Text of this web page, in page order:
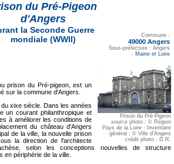
du Pré-Pigeon
d'Angers
la Seconde Guerre
mondiale (WWII)
Commune :
49000 Angers
Sous-préfecture : Angers
- Maine et Loire
Prison du Pré-Pigeon
source photo : © Région
Pays de la Loire - Inventaire
général ; © Ville d'Angers
crédit photo : D.R.
prison du Pré-pigeon, est un
sur la commune d'Angers.
xixe siècle. Dans les années
un courant philanthropique et
à améliorer les conditions de
du château d'Angers
de la ville, la nouvelle prison
la direction de l'architecte
selon les conceptions nouvelles de structure
en périphérie de la ville.